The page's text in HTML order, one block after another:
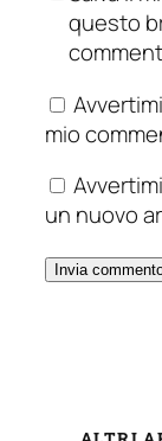
questo
mio
un nuovo